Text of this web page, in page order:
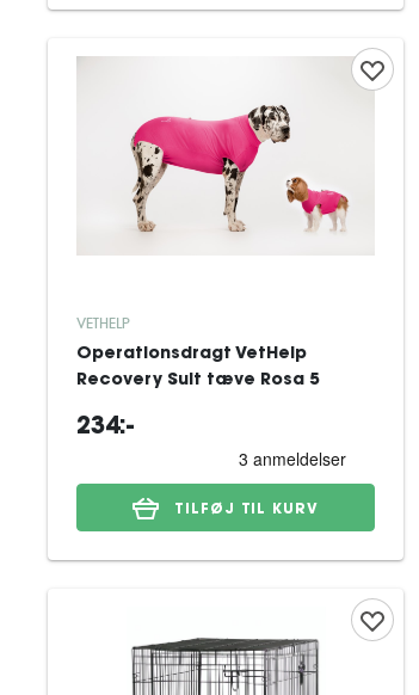
VETHELP
Operationsdragt VetHelp
Recovery Suit tæve Rosa 5
234:-
TILFØJ TIL KURV